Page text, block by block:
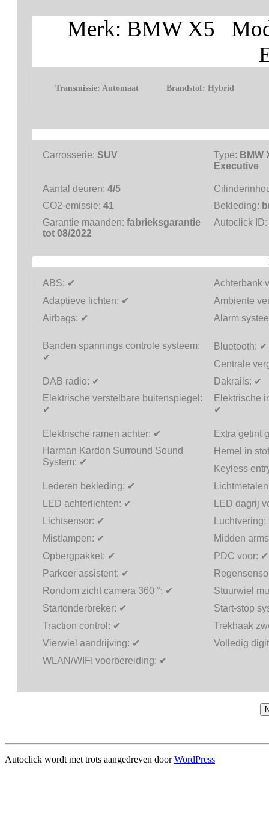
Merk: BMW X5
Transmissie:Automaat Brandstof: Hybrid
Carrosserie: SUV Type: BMW
Executive
Aantal deuren: 4/5
CO2-emissie: 41 Bekleding:
Garantie maanden: fabrieksgarantie
tot 08/2022
Autoclick ID:
ABS: ✔
Achterbank
Adaptieve lichten: ✔
Ambiente
Airbags: ✔ Alarm
Banden spannings controle systeem:
✔
Bluetooth: ✔
Centrale
DAB radio: ✔ Dakrails: ✔
Elektrische verstelbare buitenspiegel:
✔
Elektrische
✔
Elektrische ramen achter: ✔
Extra getint
Harman Kardon Surround Sound
System: ✔
Hemel in
Keyless
Lederen bekleding: ✔
LED achterlichten: ✔
LED dagrij
Lichtsensor: ✔ Luchtvering:
Mistlampen: ✔
Midden
Opbergpakket: ✔ PDC voor: ✔
Parkeer assistent: ✔
Rondom zicht camera 360 °: ✔
Stuurwiel
Startonderbreker: ✔
Start-stop
Traction control: ✔
Trekhaak
Vierwiel aandrijving: ✔
Volledig
WLAN/WIFI voorbereiding: ✔
Autoclick wordt met trots aangedreven doorWordPress